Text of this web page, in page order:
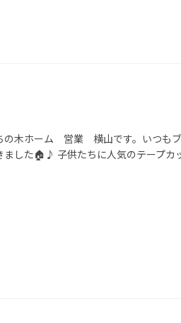
の木ホーム 営業 横山です。いつも
ました🏠♪ 子供たちに人気のテープ